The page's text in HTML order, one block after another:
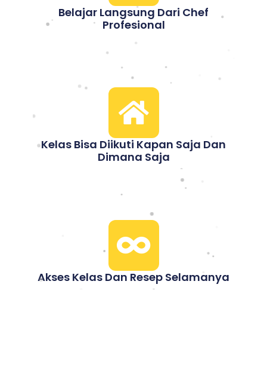
Belajar Langsung Dari Chef
Profesional
Kelas Bisa Diikuti Kapan Saja Dan
Dimana Saja
Akses Kelas Dan Resep Selamanya